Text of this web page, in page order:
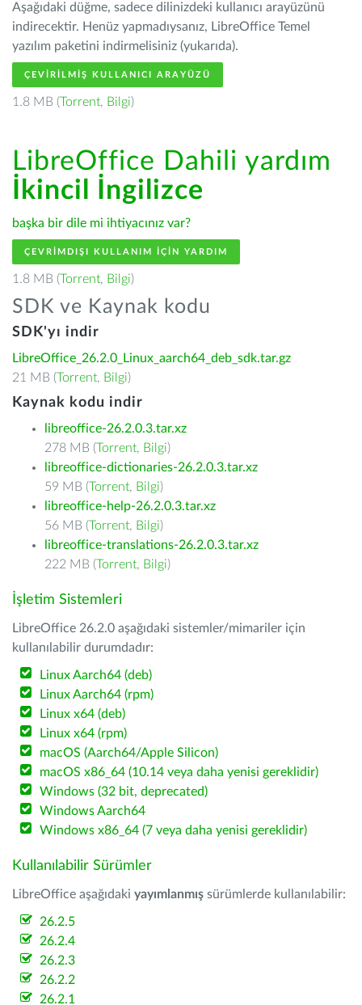
Aşağıdaki düğme, sadece dilinizdeki kullanıcı arayüzünü
indirecektir. Henüz yapmadıysanız, LibreOffice Temel
yazılım paketini indirmelisiniz (yukarıda).
ÇEVIRILMIŞ KULLANICI ARAYÜZÜ
1.8 MB (Torrent, Bilgi)
LibreOffice Dahili yardım
İkincil İngilizce
başka bir dile mi ihtiyacınız var?
ÇEVRIMDIŞI KULLANIM IÇIN YARDIM
1.8 MB (Torrent, Bilgi)
SDK ve Kaynak kodu
SDK'yı indir
LibreOffice_26.2.0_Linux_aarch64_deb_sdk.tar.gz
21 MB (Torrent, Bilgi)
Kaynak kodu indir
libreoffice-26.2.0.3.tar.xz
278 MB (Torrent, Bilgi)
libreoffice-dictionaries-26.2.0.3.tar.xz
59 MB (Torrent, Bilgi)
libreoffice-help-26.2.0.3.tar.xz
56 MB (Torrent, Bilgi)
libreoffice-translations-26.2.0.3.tar.xz
222 MB (Torrent, Bilgi)
İşletim Sistemleri
LibreOffice 26.2.0 aşağıdaki sistemler/mimariler için
kullanılabilir durumdadır:
Linux Aarch64 (deb)
Linux Aarch64 (rpm)
Linux x64 (deb)
Linux x64 (rpm)
macOS (Aarch64/Apple Silicon)
macOS x86_64 (10.14 veya daha yenisi gereklidir)
Windows (32 bit, deprecated)
Windows Aarch64
Windows x86_64 (7 veya daha yenisi gereklidir)
Kullanılabilir Sürümler
LibreOffice aşağıdaki yayımlanmış sürümlerde kullanılabilir:
26.2.5
26.2.4
26.2.3
26.2.2
26.2.1